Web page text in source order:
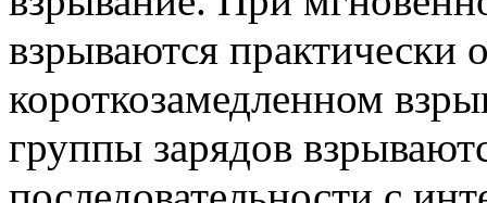
взрываются
короткозамедленном
группы зарядов